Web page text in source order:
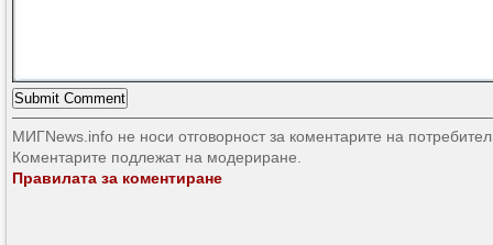
МИГNews.info не носи отговорност за коментарите на
Коментарите подлежат на модериране.
Правилата за коментиране